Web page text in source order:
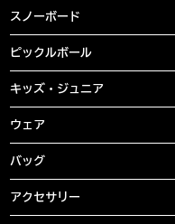
スノーボード
ピックルボール
キッズ・ジュニア
ウェア
バッグ
アクセサリー